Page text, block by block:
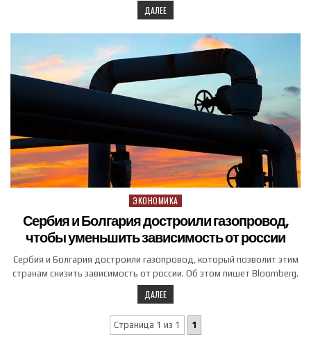
ДАЛЕЕ
Posted in
ЭКОНОМИКА
Сербия и Болгария достроили газопровод,
чтобы уменьшить зависимость от россии
Сербия и Болгария достроили газопровод, который позволит этим
странам снизить зависимость от россии. Об этом пишет Bloomberg.
ДАЛЕЕ
Страница 1 из 1 1